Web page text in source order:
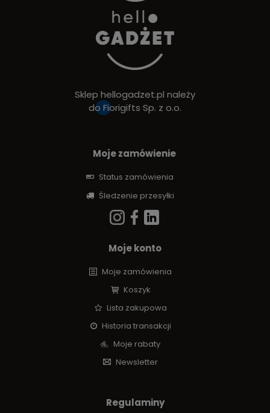
Sklep hellogadzet.pl należy
do Fiorigifts Sp. z o.o.
Moje zamówienie
Status zamówienia
Śledzenie przesyłki
Moje konto
Moje zamówienia
Koszyk
Lista zakupowa
Historia transakcji
Moje rabaty
Newsletter
Regulaminy